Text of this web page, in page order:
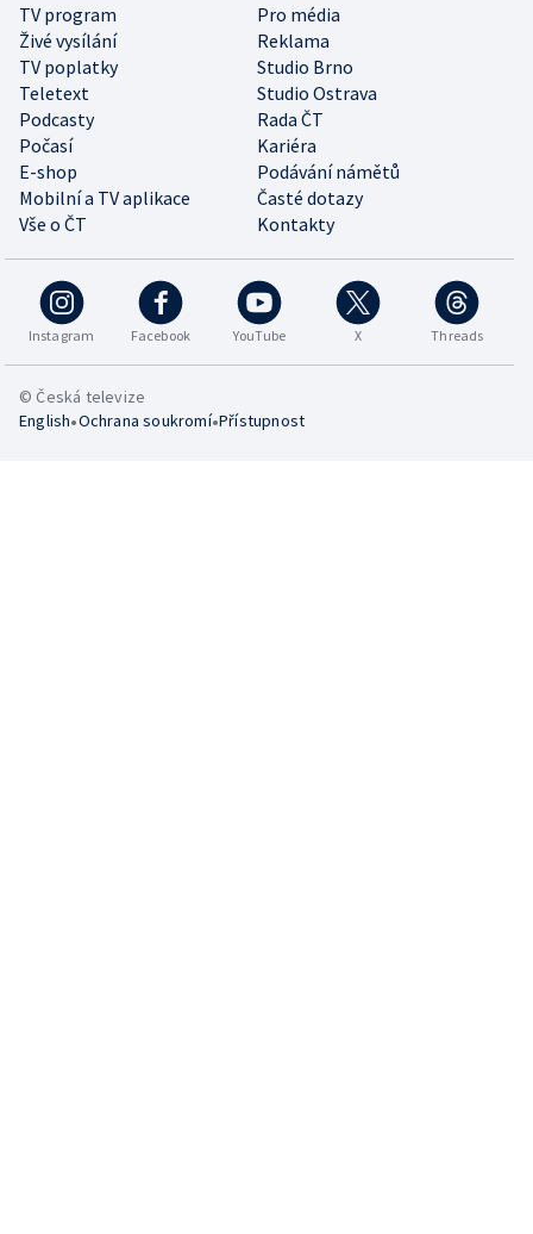
TV program
Pro média
Živé vysílání
Reklama
TV poplatky
Studio Brno
Teletext
Studio Ostrava
Podcasty
Rada ČT
Počasí
Kariéra
E-shop
Podávání námětů
Mobilní a TV aplikace
Časté dotazy
Vše o ČT
Kontakty
Instagram Facebook YouTube X Threads
© Česká televize
English•Ochrana soukromí•Přístupnost